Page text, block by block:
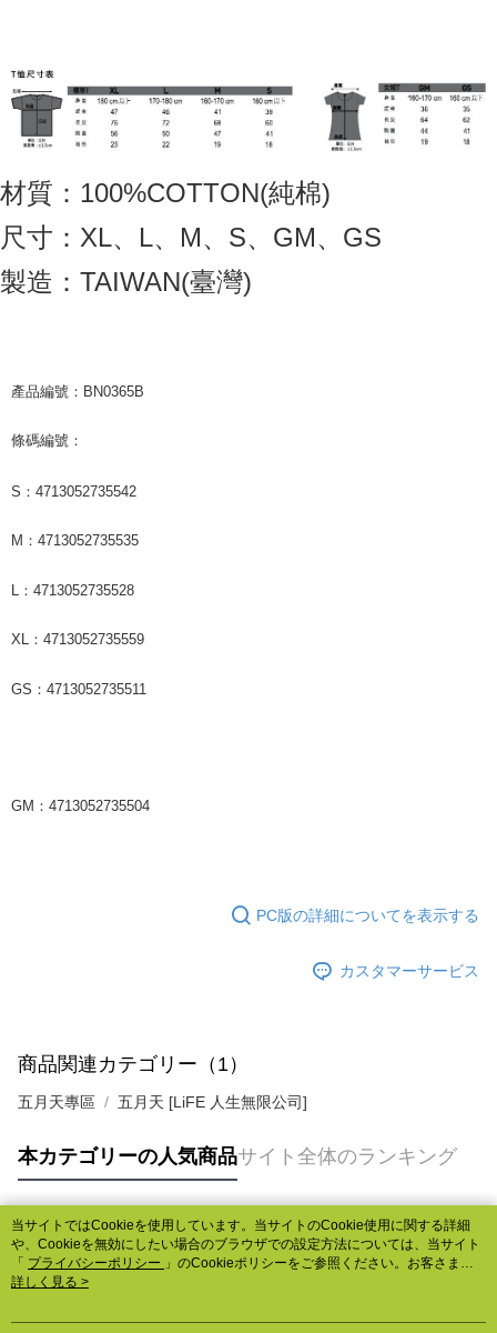
材質：100%COTTON(純棉)
尺寸：XL、L、M、S、GM、GS
製造：TAIWAN(臺灣)
產品編號：BN0365B
條碼編號：
S：4713052735542
M：4713052735535
L：4713052735528
XL：4713052735559
GS：4713052735511
GM：4713052735504
PC版の詳細についてを表示する
カスタマーサービス
商品関連カテゴリー（1）
五月天專區 五月天 [LiFE 人生無限公司]
本カテゴリーの人気商品サイト全体のランキング
人気タグ
当サイトではCookieを使用しています。当サイトのCookie使用に関する詳細
や、Cookieを無効にしたい場合のブラウザでの設定方法については、当サイト
「 プライバシーポリシー 」のCookieポリシーをご参照ください。お客さま
が、当サイトを引き続き使用される場合、当社がサイト利用規約のCookieポリ
詳しく見る >